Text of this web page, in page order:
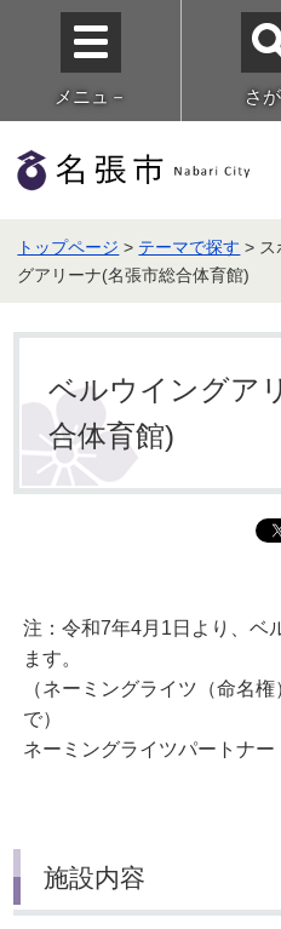
メニュ－ さ
トップページ > テーマで探す >
グアリーナ(名張市総合体育館)
ベルウイングア
合体育館)
注：令和7年4月1日より、ベ
ます。
（ネーミングライツ（命名
で）
ネーミングライツパートナー
施設内容